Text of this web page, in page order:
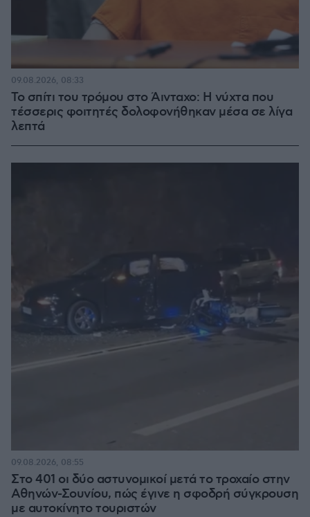
Το σπίτι του τρόμου στο Άινταχο: Η νύχτα που
τέσσερις φοιτητές δολοφονήθηκαν μέσα σε λίγα
λεπτά
09.08.2026, 08:33
Στο 401 οι δύο αστυνομικοί μετά το τροχαίο στην
Αθηνών-Σουνίου, πώς έγινε η σφοδρή σύγκρουση
με αυτοκίνητο τουριστών
09.08.2026, 08:55